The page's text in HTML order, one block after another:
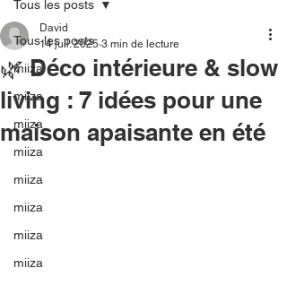
Tous les posts
miiza
miiza
miiza
miiza
miiza
miiza
miiza
miiza
Tous les posts
🌿 Déco intérieure & slow
living : 7 idées pour une
maison apaisante en été
David
14 juil. 2025 3 min de lecture